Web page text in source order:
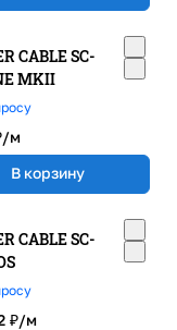
CABLE SC-
MKII
м
В корзину
CABLE SC-
₽/м